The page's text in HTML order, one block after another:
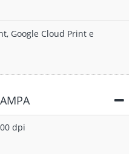
Google Cloud Print e
dpi